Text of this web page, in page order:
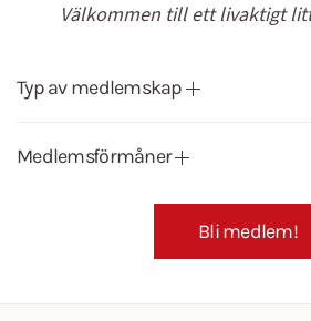
Välkommen till ett livaktigt
Typ av medlemskap
Medlemsförmåner
Bli medlem!